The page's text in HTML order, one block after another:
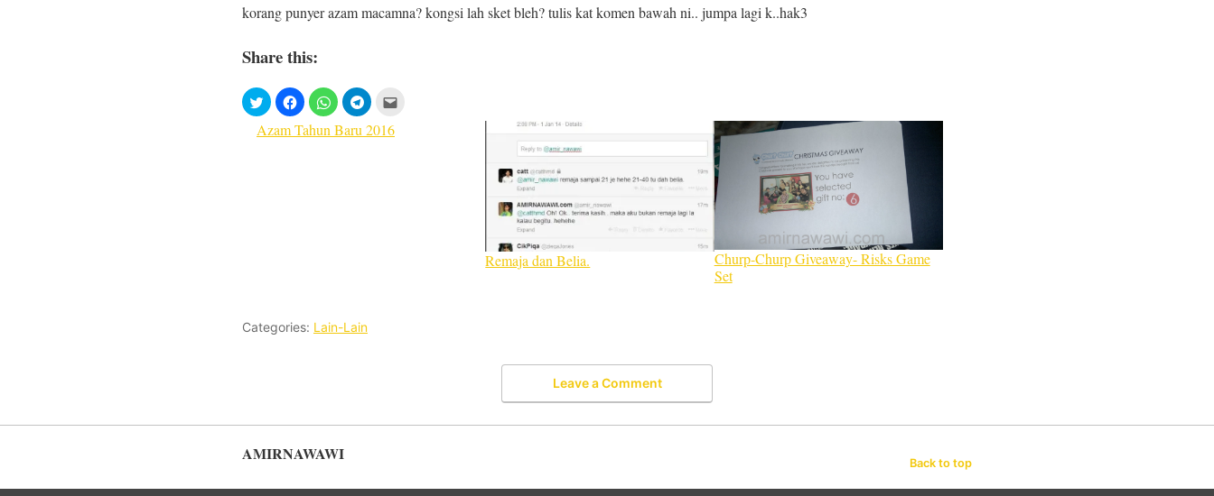
korang punyer azam macamna? kongsi lah sket bleh? tulis kat komen bawah ni.. jumpa lagi k..hak3
Share this:
Azam Tahun Baru 2016
Remaja dan Belia.
Churp-Churp Giveaway- Risks Game
Set
Categories: Lain-Lain
Leave a Comment
AMIRNAWAWI Back to top